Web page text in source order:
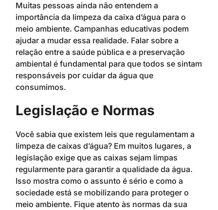
Muitas pessoas ainda não entendem a
importância da limpeza da caixa d’água para o
meio ambiente. Campanhas educativas podem
ajudar a mudar essa realidade. Falar sobre a
relação entre a saúde pública e a preservação
ambiental é fundamental para que todos se sintam
responsáveis por cuidar da água que
consumimos.
Legislação e Normas
Você sabia que existem leis que regulamentam a
limpeza de caixas d’água? Em muitos lugares, a
legislação exige que as caixas sejam limpas
regularmente para garantir a qualidade da água.
Isso mostra como o assunto é sério e como a
sociedade está se mobilizando para proteger o
meio ambiente. Fique atento às normas da sua